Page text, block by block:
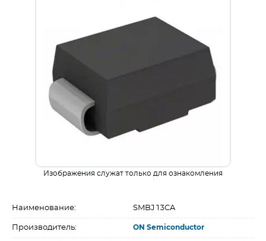
Изображения служат только для ознакомления
Наименование: SMBJ13CA
Производитель: ON Semiconductor